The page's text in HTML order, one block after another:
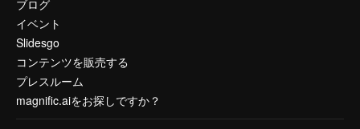
ブログ
イベント
Slidesgo
コンテンツを販売する
プレスルーム
magnific.aiをお探しですか？